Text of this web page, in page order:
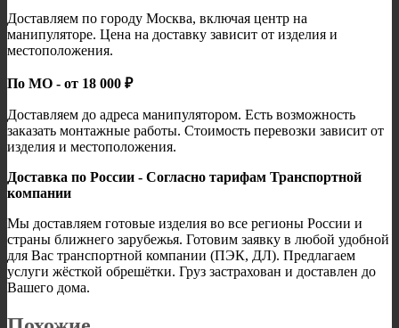
Доставляем по городу Москва, включая центр на
манипуляторе. Цена на доставку зависит от изделия и
местоположения.
По МО - от 18 000 ₽
Доставляем до адреса манипулятором. Есть возможность
заказать монтажные работы. Стоимость перевозки зависит от
изделия и местоположения.
Доставка по России - Согласно тарифам Транспортной
компании
Мы доставляем готовые изделия во все регионы России и
страны ближнего зарубежья. Готовим заявку в любой удобной
для Вас транспортной компании (ПЭК, ДЛ). Предлагаем
услуги жёсткой обрешётки. Груз застрахован и доставлен до
Вашего дома.